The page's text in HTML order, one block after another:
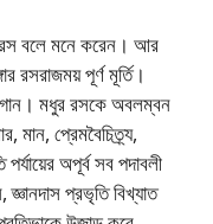
রস বলে মনে করেন। আর
রসরাজময় পূর্ণ মূর্তি।
মধুর রসকে অবলম্বন
মান, প্রেমবৈচিত্র্য,
অপূর্ব সব পদাবলী
জ্ঞানদাস প্রভৃতি বিখ্যাত